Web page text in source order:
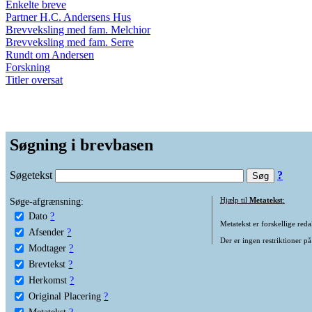
Enkelte breve
Partner H.C. Andersens Hus
Brevveksling med fam. Melchior
Brevveksling med fam. Serre
Rundt om Andersen
Forskning
Titler oversat
Søgning i brevbasen
Søgetekst ?
Søge-afgrænsning:
Dato ?
Afsender ?
Modtager ?
Brevtekst ?
Herkomst ?
Original Placering ?
Hjælp til Metatekst:
Metatekst er forskellige
Der er ingen restriktioner